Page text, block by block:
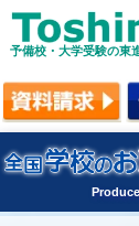
予備校・大学受験の東